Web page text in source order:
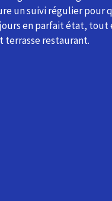
un suivi régulier pour
en parfait état, tout
terrasse restaurant.